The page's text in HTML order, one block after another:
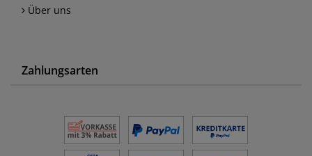
Über uns
Zahlungsarten